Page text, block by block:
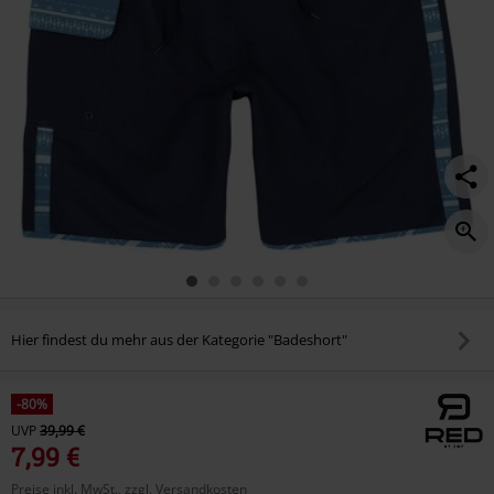
Hier findest du mehr aus der Kategorie "Badeshort"
-80%
UVP39,99 €
7,99 €
Preise inkl. MwSt., zzgl. Versandkosten